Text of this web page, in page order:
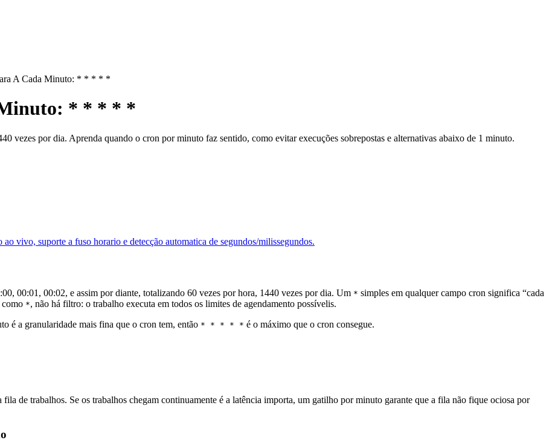
A Cada Minuto: * * * * *
Minuto: * * * * *
vezes por dia. Aprenda quando o cron por minuto faz sentido, como evitar execuções sobrepostas e alternativas abaixo de 1 minuto.
vivo, suporte a fuso horario e detecção automatica de segundos/milissegundos.
00:01, 00:02, e assim por diante, totalizando 60 vezes por hora, 1440 vezes por dia. Um * simples em qualquer campo cron significa “cada
como *, não há filtro: o trabalho executa em todos os limites de agendamento possívelis.
é a granularidade mais fina que o cron tem, então * * * * * é o máximo que o cron consegue.
de trabalhos. Se os trabalhos chegam continuamente é a latência importa, um gatilho por minuto garante que a fila não fique ociosa por